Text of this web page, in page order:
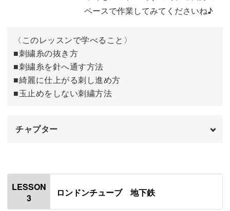
お好きなモチーフもスケッチ風に刺繍して楽しんでいただ
レッスンを進めるごとに技法が身についていきますので、
ご自身の成長も楽しみながら制作していきましょう。
11:30
刺繍糸を下準備する
おわりに
ペースで作業してみてくださいね♪
〈このレッスンで学べること〉
■刺繍糸の抜き方
■刺繍糸を針へ通す方法
■綺麗に仕上がる刺し進め方
■玉止めをしない刺繍方法
チャプター
はじめに
使用材料・道具
LESSON
3
ロンドンチューブ 地下鉄